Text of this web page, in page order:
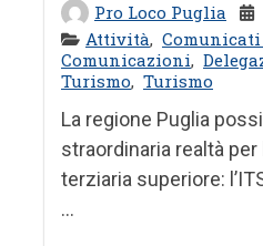
Pro Loco Puglia
Attività, Comunicati
Comunicazioni,
Turismo, Turismo
La regione Puglia
straordinaria realtà
terziaria superiore:
...